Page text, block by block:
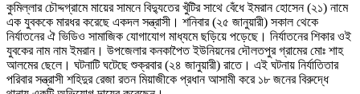
কুমিল্লার চৌদ্দগ্রামে মায়ের সামনে বিদ্যুতের খুঁটির সাথে বেঁধে ইমরান হোসেন (২১) নামে
এক যুবককে মারধর করেছে একদল সন্ত্রাসী। শনিবার (২৫ জানুয়ারী) সকাল থেকে
নির্যাতনের ঐ ভিডিও সামাজিক যোগাযোগ মাধ্যমে ছড়িয়ে পড়েছে। নির্যাতনের শিকার ওই
যুবকের নাম নাম ইমরান। উপজেলার কনকাপৈত ইউনিয়নের দৌলতপুর গ্রামের মোঃ শাহ
আলমের ছেলে। ঘটনাটি ঘটেছে শুক্রবার (২৪ জানুয়ারী) রাতে। এই ঘটনায় নির্যাতিতার
পরিবার সন্ত্রাসী শহিদুর রেজা রতন মিয়াজীকে প্রধান আসামী করে ১৮ জনের বিরুদ্ধে